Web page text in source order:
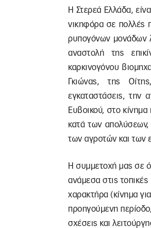
Η Στερεά Ελλάδα,
νικηφόρα σε πολλές
ρυπογόνων μονάδων
αναστολή της
καρκινογόνου
Γκιώνας, της
εγκαταστάσεις, την
Ευβοικού, στο κίνημα
κατά των
των αγροτών και των
Η συμμετοχή μας σε
ανάμεσα στις
χαρακτήρα (κίνημα
προηγούμενη
σχέσεις και